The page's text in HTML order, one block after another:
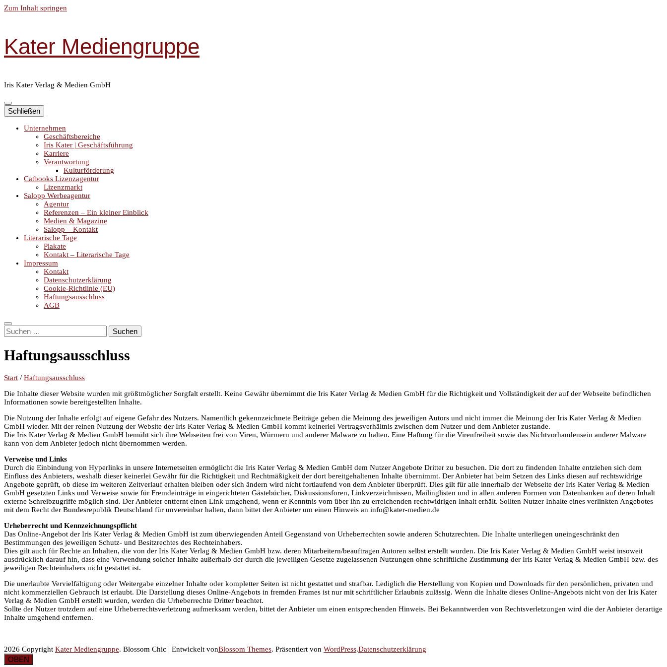
Zum Inhalt springen
Kater Mediengruppe
Iris Kater Verlag & Medien GmbH
Schließen
Unternehmen
Geschäftsbereiche
Iris Kater | Geschäftsführung
Karriere
Verantwortung
Kulturförderung
Catbooks Lizenzagentur
Lizenzmarkt
Salopp Werbeagentur
Agentur
Referenzen – Ein kleiner Einblick
Medien & Magazine
Salopp – Kontakt
Literarische Tage
Plakate
Kontakt – Literarische Tage
Impressum
Kontakt
Datenschutzerklärung
Cookie-Richtlinie (EU)
Haftungsausschluss
AGB
Suchen
nach:
Haftungsausschluss
Start / Haftungsausschluss
Die Inhalte dieser Website wurden mit größtmöglicher Sorgfalt erstellt. Keine Gewähr übernimmt die Iris Kater Verlag & Medien GmbH für die Richtigkeit und Vollständigkeit der auf der Webseite befindlichen
Informationen sowie bereitgestellten Inhalte.
Die Nutzung der Inhalte erfolgt auf eigene Gefahr des Nutzers. Namentlich gekennzeichnete Beiträge geben die Meinung des jeweiligen Autors und nicht immer die Meinung der Iris Kater Verlag & Medien
GmbH wieder. Mit der reinen Nutzung der Website der Iris Kater Verlag & Medien GmbH kommt keinerlei Vertragsverhältnis zwischen dem Nutzer und dem Anbieter zustande.
Die Iris Kater Verlag & Medien GmbH bemüht sich ihre Webseiten frei von Viren, Würmern und anderer Malware zu halten. Eine Haftung für die Virenfreiheit sowie das Nichtvorhandensein anderer Malware
kann von dem Anbieter jedoch nicht übernommen werden.
Verweise und Links
Durch die Einbindung von Hyperlinks in unsere Internetseiten ermöglicht die Iris Kater Verlag & Medien GmbH dem Nutzer Angebote Dritter zu besuchen. Die dort zu findenden Inhalte entziehen sich dem
Einfluss des Anbieters, weshalb dieser keinerlei Gewähr für die Richtigkeit und Rechtmäßigkeit der dort bereitgehaltenen Inhalte übernimmt. Der Anbieter hat beim Setzen des Links diesen auf rechtswidrige
Angebote geprüft, ob diese im weiteren Zeitverlauf erhalten bleiben oder sich ändern wird nicht fortlaufend von dem Anbieter überprüft. Dies gilt für alle innerhalb der Webseite der Iris Kater Verlag & Medien
GmbH gesetzten Links und Verweise sowie für Fremdeinträge in eingerichteten Gästebücher, Diskussionsforen, Linkverzeichnissen, Mailinglisten und in allen anderen Formen von Datenbanken auf deren Inhalt
externe Schreibzugriffe möglich sind. Der Anbieter entfernt einen Link umgehend, wenn er Kenntnis vom über ihn zu erreichenden rechtwidrigen Inhalt erhält. Sollten Nutzer Inhalte eines verlinkten Angebotes
mit dem Recht der Bundesrepublik Deutschland für unvereinbar halten, dann bittet der Anbieter um einen Hinweis an info@kater-medien.de
Urheberrecht und Kennzeichnungspflicht
Das Online-Angebot der Iris Kater Verlag & Medien GmbH ist zum überwiegenden Anteil Gegenstand von Urheberrechten sowie anderen Schutzrechten. Die Inhalte unterliegen uneingeschränkt den
Bestimmungen des jeweiligen Schutz- und Besitzrechtes des Rechteinhabers.
Dies gilt auch für Rechte an Inhalten, die von der Iris Kater Verlag & Medien GmbH bzw. deren Mitarbeitern/beauftragen Autoren selbst erstellt wurden. Die Iris Kater Verlag & Medien GmbH weist insoweit
ausdrücklich darauf hin, dass eine Verwendung solcher Inhalte außerhalb der durch die jeweiligen Gesetze zugelassenen Nutzungen ohne schriftliche Zustimmung der Iris Kater Verlag & Medien GmbH bzw. des
jeweiligen Rechteinhabers nicht gestattet ist.
Die unerlaubte Vervielfältigung oder Weitergabe einzelner Inhalte oder kompletter Seiten ist nicht gestattet und strafbar. Lediglich die Herstellung von Kopien und Downloads für den persönlichen, privaten und
nicht kommerziellen Gebrauch ist erlaubt. Die Darstellung dieses Online-Angebots in fremden Frames ist nur mit schriftlicher Erlaubnis zulässig. Wenn die Inhalte dieses Online-Angebots nicht von der Iris Kater
Verlag & Medien GmbH erstellt wurden, werden die Urheberrechte Dritter beachtet.
Sollte der Nutzer trotzdem auf eine Urheberrechtsverletzung aufmerksam werden, bittet der Anbieter um einen entsprechenden Hinweis. Bei Bekanntwerden von Rechtsverletzungen wird die der Anbieter derartige
Inhalte umgehend entfernen.
2026 Copyright Kater Mediengruppe. Blossom Chic | Entwickelt vonBlossom Themes. Präsentiert von WordPress.Datenschutzerklärung
OBEN